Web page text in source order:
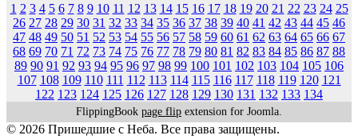
1 2 3 4 5 6 7 8 9 10 11 12 13 14 15 16 17 18 19 20 21 22 23 24 25
26 27 28 29 30 31 32 33 34 35 36 37 38 39 40 41 42 43 44 45 46
47 48 49 50 51 52 53 54 55 56 57 58 59 60 61 62 63 64 65 66 67
68 69 70 71 72 73 74 75 76 77 78 79 80 81 82 83 84 85 86 87 88
89 90 91 92 93 94 95 96 97 98 99 100 101 102 103 104 105 106
107 108 109 110 111 112 113 114 115 116 117 118 119 120 121
122 123 124 125 126 127 128 129 130 131 132 133 134
FlippingBook page flip extension for Joomla.
© 2026 Пришедшие с Неба. Все права защищены.